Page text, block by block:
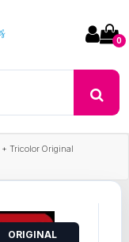
0
Tricolor Original
ORIGINAL